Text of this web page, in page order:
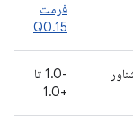
فرمت
Q0.15
-1.0 تا
+1.0